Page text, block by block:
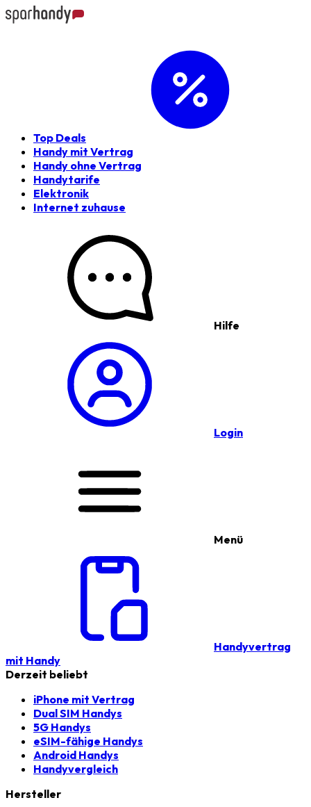
Top Deals
Handy mit Vertrag
Handy ohne Vertrag
Handytarife
Elektronik
Internet zuhause
Hilfe
Login
Menü
Handyvertrag
mit Handy
Derzeit beliebt
iPhone mit Vertrag
Dual SIM Handys
5G Handys
eSIM-fähige Handys
Android Handys
Handyvergleich
Hersteller